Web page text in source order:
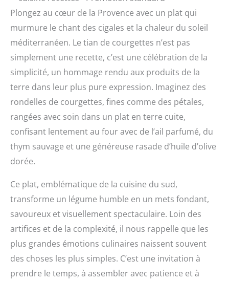
Plongez au cœur de la Provence avec un plat qui
murmure le chant des cigales et la chaleur du soleil
méditerranéen. Le tian de courgettes n’est pas
simplement une recette, c’est une célébration de la
simplicité, un hommage rendu aux produits de la
terre dans leur plus pure expression. Imaginez des
rondelles de courgettes, fines comme des pétales,
rangées avec soin dans un plat en terre cuite,
confisant lentement au four avec de l’ail parfumé, du
thym sauvage et une généreuse rasade d’huile d’olive
dorée.
Ce plat, emblématique de la cuisine du sud,
transforme un légume humble en un mets fondant,
savoureux et visuellement spectaculaire. Loin des
artifices et de la complexité, il nous rappelle que les
plus grandes émotions culinaires naissent souvent
des choses les plus simples. C’est une invitation à
prendre le temps, à assembler avec patience et à